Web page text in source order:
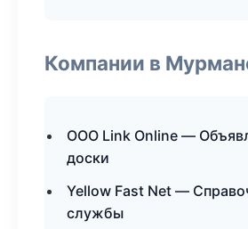
Компании в
ООО Link Online —
доски
Yellow Fast Net —
службы